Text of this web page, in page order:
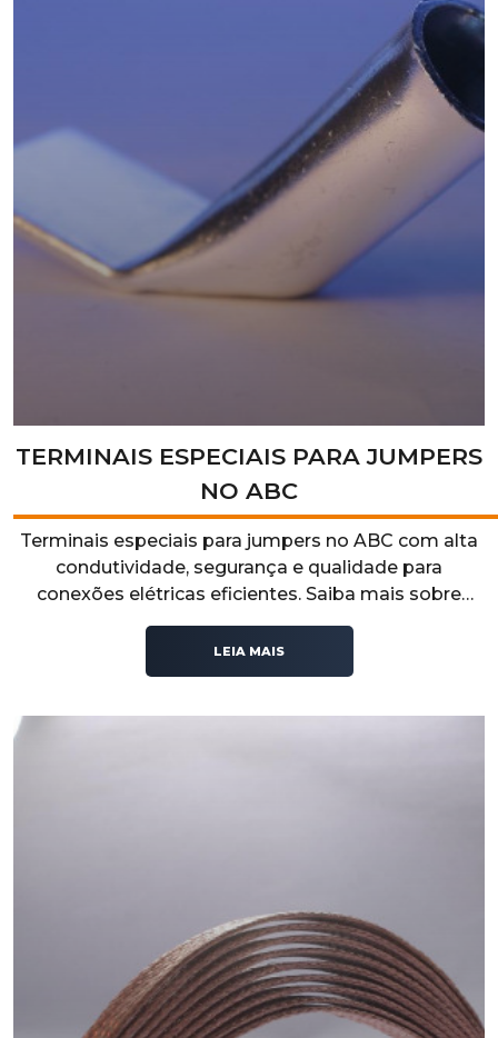
TERMINAIS ESPECIAIS PARA JUMPERS
NO ABC
Terminais especiais para jumpers no ABC com alta
condutividade, segurança e qualidade para
conexões elétricas eficientes. Saiba mais sobre
usos e benefícios no nosso artigo!
LEIA MAIS